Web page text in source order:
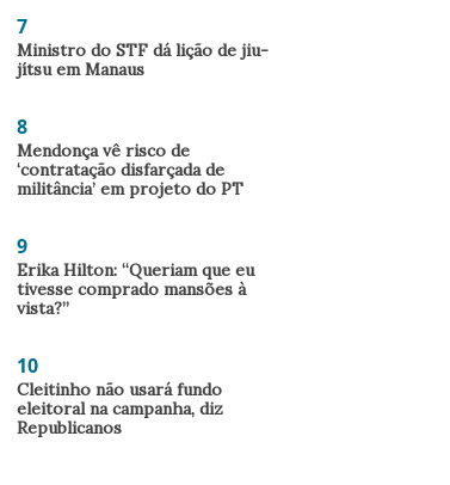
7
Ministro do STF dá lição de jiu-
jítsu em Manaus
8
Mendonça vê risco de
‘contratação disfarçada de
militância’ em projeto do PT
9
Erika Hilton: “Queriam que eu
tivesse comprado mansões à
vista?”
10
Cleitinho não usará fundo
eleitoral na campanha, diz
Republicanos